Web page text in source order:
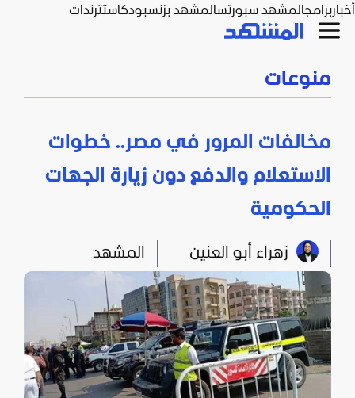
أخباربرامجالمشهد سبورتسالمشهد بزنسبودكاستترندات
منوعات
مخالفات المرور في مصر.. خطوات
الاستعلام والدفع دون زيارة الجهات
الحكومية
زهراء أبو العنين المشهد